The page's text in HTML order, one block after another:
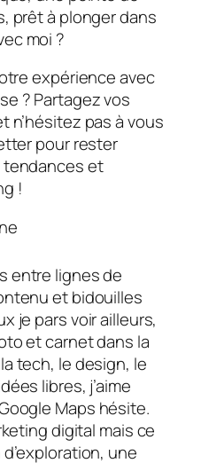
prêt à plonger dans
moi ?
expérience avec
? Partagez vos
pas à vous
pour rester
tendances et
!
entre lignes de
et bidouilles
je pars voir ailleurs,
et carnet dans la
tech, le design, le
libres, j’aime
Maps hésite.
digital mais ce
une